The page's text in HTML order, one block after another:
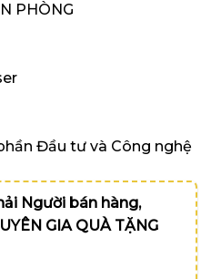
PHÒNG
Đầu tư và Công nghệ
Người bán hàng,
GIA QUÀ TẶNG